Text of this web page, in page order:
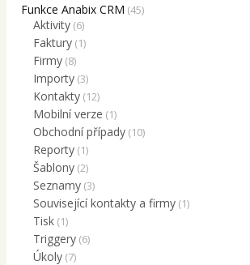
Funkce Anabix CRM (45)
Aktivity (6)
Faktury (1)
Firmy (8)
Importy (3)
Kontakty (12)
Mobilní verze (1)
Obchodní případy (10)
Reporty (1)
Šablony (2)
Seznamy (3)
Související kontakty a firmy (1)
Tisk (1)
Triggery (6)
Úkoly (7)